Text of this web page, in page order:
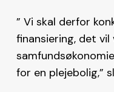
” Vi skal derfor
finansiering, det
for en plejebolig,”